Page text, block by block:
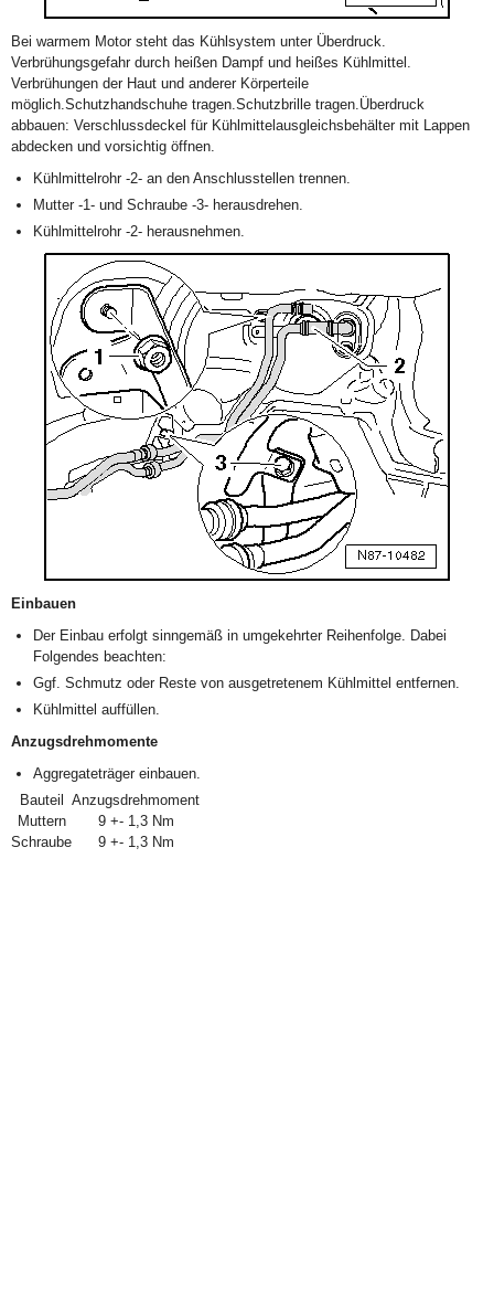
Bei warmem Motor steht das Kühlsystem unter Überdruck.
Verbrühungsgefahr durch heißen Dampf und heißes Kühlmittel.
Verbrühungen der Haut und anderer Körperteile
möglich.Schutzhandschuhe tragen.Schutzbrille tragen.Überdruck
abbauen: Verschlussdeckel für Kühlmittelausgleichsbehälter mit Lappen
abdecken und vorsichtig öffnen.
Kühlmittelrohr -2- an den Anschlusstellen trennen.
Mutter -1- und Schraube -3- herausdrehen.
Kühlmittelrohr -2- herausnehmen.
Einbauen
Der Einbau erfolgt sinngemäß in umgekehrter Reihenfolge. Dabei
Folgendes beachten:
Ggf. Schmutz oder Reste von ausgetretenem Kühlmittel entfernen.
Kühlmittel auffüllen.
Anzugsdrehmomente
Aggregateträger einbauen.
Bauteil
Anzugsdrehmoment
Muttern
9 +- 1,3 Nm
Schraube
9 +- 1,3 Nm